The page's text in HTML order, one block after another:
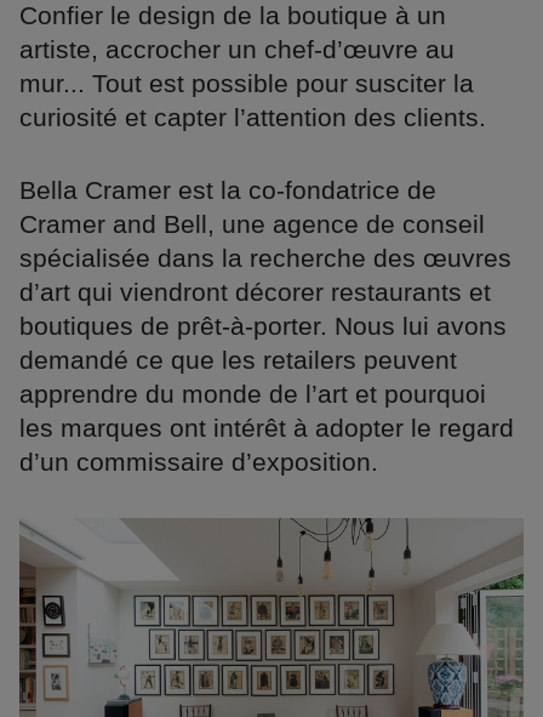
Confier le design de la boutique à un
artiste, accrocher un chef-d’œuvre au
mur... Tout est possible pour susciter la
curiosité et capter l’attention des clients.
Bella Cramer est la co-fondatrice de
Cramer and Bell, une agence de conseil
spécialisée dans la recherche des œuvres
d’art qui viendront décorer restaurants et
boutiques de prêt-à-porter. Nous lui avons
demandé ce que les retailers peuvent
apprendre du monde de l’art et pourquoi
les marques ont intérêt à adopter le regard
d’un commissaire d’exposition.